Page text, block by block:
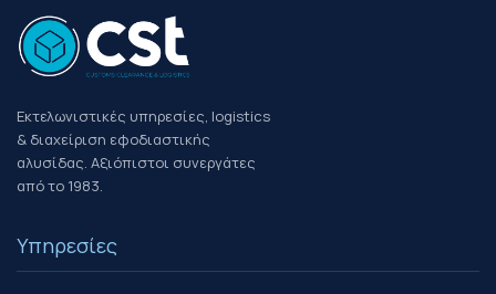
Εκτελωνιστικές υπηρεσίες, logistics
& διαχείριση εφοδιαστικής
αλυσίδας. Αξιόπιστοι συνεργάτες
από το 1983.
Υπηρεσίες